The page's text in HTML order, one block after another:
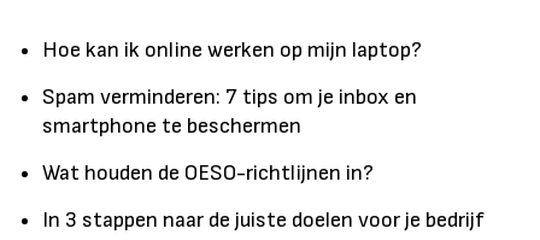
Hoe kan ik online werken op mijn laptop?
Spam verminderen: 7 tips om je inbox en
smartphone te beschermen
Wat houden de OESO-richtlijnen in?
In 3 stappen naar de juiste doelen voor je bedrijf